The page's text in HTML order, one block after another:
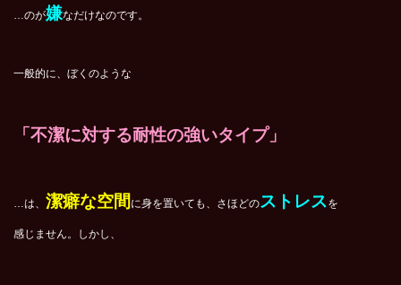
…のが嫌なだけなのです。
一般的に、ぼくのような
「不潔に対する耐性の強いタイプ」
…は、 潔癖な空間 に身を置いても、さほどのストレスを
感じません。しかし、